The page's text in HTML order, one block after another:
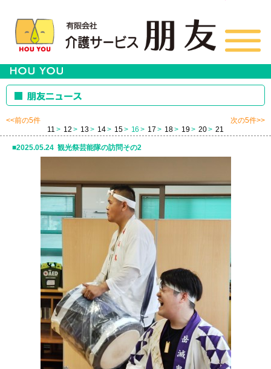
<<前の5件
11
12 13 14 15 16 17 18 19 20 21
次の5件>>
2025.05.24 観光祭芸能隊の訪問その2